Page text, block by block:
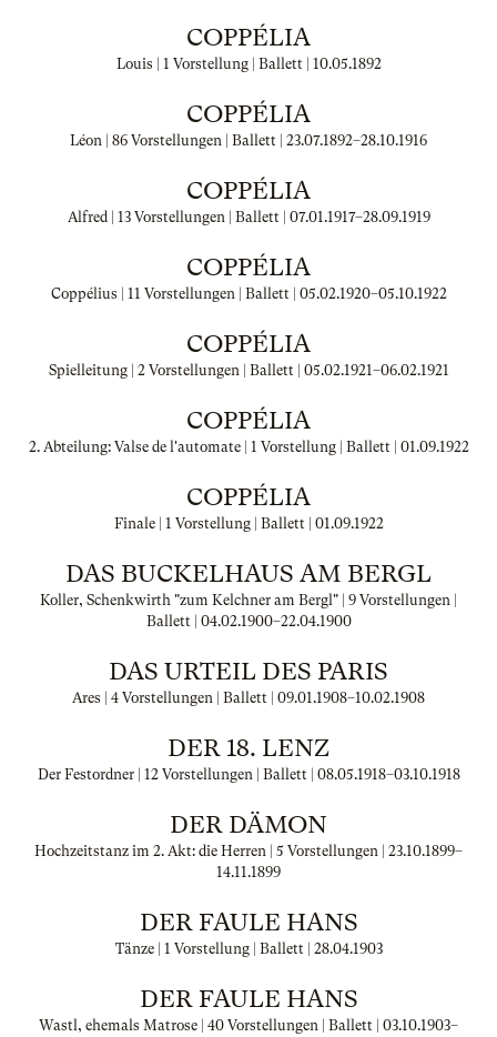
COPPÉLIA
Louis | 1 Vorstellung | Ballett | 10.05.1892
COPPÉLIA
Léon | 86 Vorstellungen | Ballett | 23.07.1892–28.10.1916
COPPÉLIA
Alfred | 13 Vorstellungen | Ballett | 07.01.1917–28.09.1919
COPPÉLIA
Coppélius | 11 Vorstellungen | Ballett | 05.02.1920–05.10.1922
COPPÉLIA
Spielleitung | 2 Vorstellungen | Ballett | 05.02.1921–06.02.1921
COPPÉLIA
2. Abteilung: Valse de l'automate | 1 Vorstellung | Ballett | 01.09.1922
COPPÉLIA
Finale | 1 Vorstellung | Ballett | 01.09.1922
DAS BUCKELHAUS AM BERGL
Koller, Schenkwirth "zum Kelchner am Bergl" | 9 Vorstellungen |
Ballett | 04.02.1900–22.04.1900
DAS URTEIL DES PARIS
Ares | 4 Vorstellungen | Ballett | 09.01.1908–10.02.1908
DER 18. LENZ
Der Festordner | 12 Vorstellungen | Ballett | 08.05.1918–03.10.1918
DER DÄMON
Hochzeitstanz im 2. Akt: die Herren | 5 Vorstellungen | 23.10.1899–
14.11.1899
DER FAULE HANS
Tänze | 1 Vorstellung | Ballett | 28.04.1903
DER FAULE HANS
Wastl, ehemals Matrose | 40 Vorstellungen | Ballett | 03.10.1903–